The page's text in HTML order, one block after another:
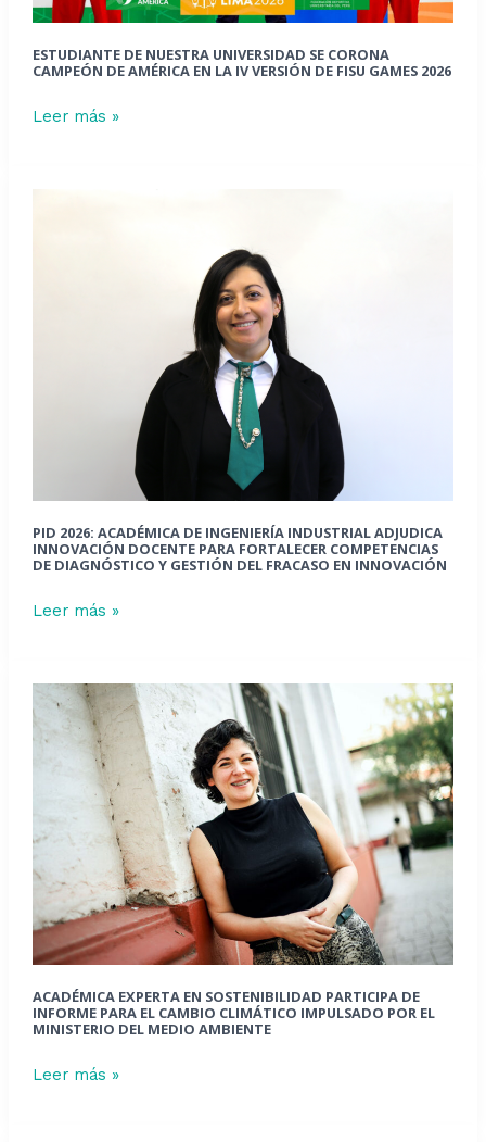
ESTUDIANTE DE NUESTRA UNIVERSIDAD SE CORONA
CAMPEÓN DE AMÉRICA EN LA IV VERSIÓN DE FISU GAMES 2026
la
versión
FISU
Leer más »
PID 2026: ACADÉMICA DE INGENIERÍA INDUSTRIAL ADJUDICA
INNOVACIÓN DOCENTE PARA FORTALECER COMPETENCIAS
DE DIAGNÓSTICO Y GESTIÓN DEL FRACASO EN INNOVACIÓN
competencias
diagnóstico
y
del
innovación
Leer más »
ACADÉMICA EXPERTA EN SOSTENIBILIDAD PARTICIPA DE
INFORME PARA EL CAMBIO CLIMÁTICO IMPULSADO POR EL
MINISTERIO DEL MEDIO AMBIENTE
Académica
experta
en
sostenibilidad
participa
de
para
Cambio
Climático
por
el
Leer más »